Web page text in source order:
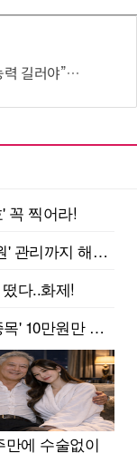
교사 5명의 제언